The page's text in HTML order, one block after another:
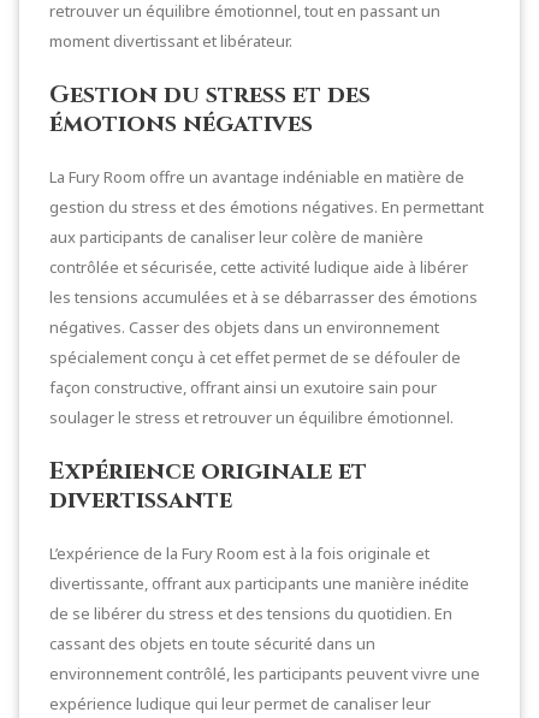
retrouver un équilibre émotionnel, tout en passant un
moment divertissant et libérateur.
Gestion du stress et des
émotions négatives
La Fury Room offre un avantage indéniable en matière de
gestion du stress et des émotions négatives. En permettant
aux participants de canaliser leur colère de manière
contrôlée et sécurisée, cette activité ludique aide à libérer
les tensions accumulées et à se débarrasser des émotions
négatives. Casser des objets dans un environnement
spécialement conçu à cet effet permet de se défouler de
façon constructive, offrant ainsi un exutoire sain pour
soulager le stress et retrouver un équilibre émotionnel.
Expérience originale et
divertissante
L’expérience de la Fury Room est à la fois originale et
divertissante, offrant aux participants une manière inédite
de se libérer du stress et des tensions du quotidien. En
cassant des objets en toute sécurité dans un
environnement contrôlé, les participants peuvent vivre une
expérience ludique qui leur permet de canaliser leur